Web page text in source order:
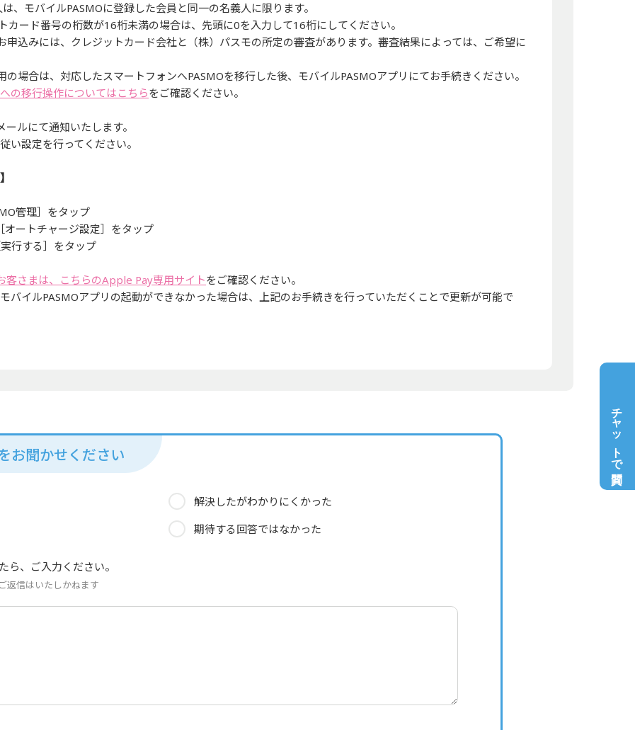
チャットで質問
、モバイルPASMOに登録した会員と同一の名義人に限ります。
ード番号の桁数が16桁未満の場合は、先頭に0を入力して16桁にしてください。
込みには、クレジットカード会社と（株）パスモの所定の審査があります。審査結果によっては、ご希望に
場合は、対応したスマートフォンへPASMOを移行した後、モバイルPASMOアプリにてお手続きください。
の移行操作についてはこちらをご確認ください。
ルにて通知いたします。
い設定を行ってください。
管理］をタップ
オートチャージ設定］をタップ
行する］をタップ
さまは、こちらのApple Pay専用サイトをご確認ください。
バイルPASMOアプリの起動ができなかった場合は、上記のお手続きを行っていただくことで更新が可能で
お聞かせください
解決したがわかりにくかった
期待する回答ではなかった
ら、ご入力ください。
返信はいたしかねます